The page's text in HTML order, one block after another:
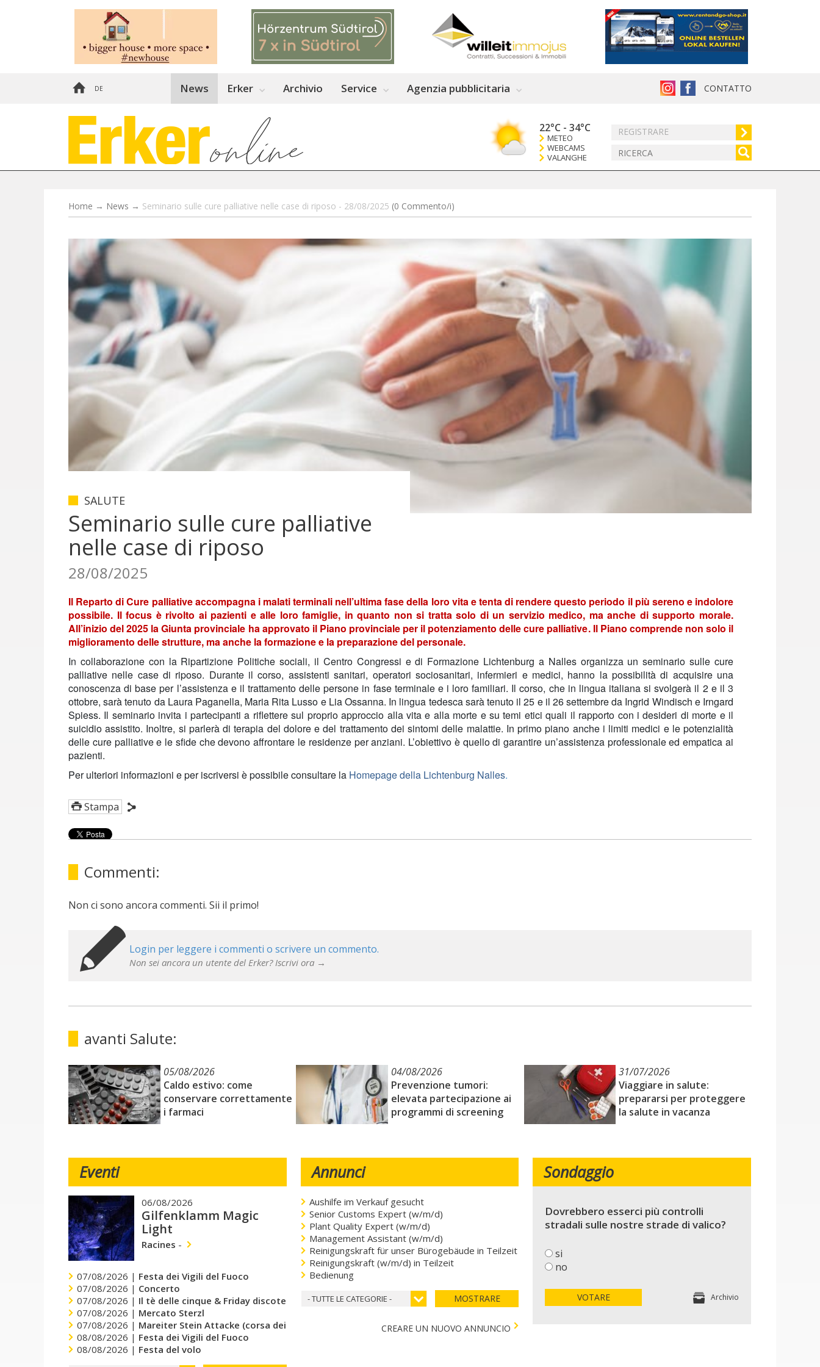
DE CONTATTO
News Erker Archivio Service Agenzia pubblicitaria
REGISTRARE
22°C - 34°C
METEO
WEBCAMS
VALANGHE
Home → News → Seminario sulle cure palliative nelle case di riposo - 28/08/2025 (0 Commento/i)
SALUTE
Seminario sulle cure palliative
nelle case di riposo
28/08/2025
Il Reparto di Cure palliative accompagna i malati terminali nell’ultima fase della loro vita e tenta di rendere questo periodo il più sereno e indolore
possibile. Il focus è rivolto ai pazienti e alle loro famiglie, in quanto non si tratta solo di un servizio medico, ma anche di supporto morale.
All’inizio del 2025 laGiunta provinciale ha approvato ilPiano provinciale per il potenziamento delle cure palliative. Il Piano comprende non solo il
miglioramento delle strutture, ma anche laformazionee la preparazione del personale.
In collaborazione con la Ripartizione Politiche sociali, il Centro Congressi e di Formazione Lichtenburg a Nalles organizza un seminario sulle cure
palliative nelle case di riposo. Durante il corso, assistenti sanitari, operatori sociosanitari, infermieri e medici, hanno la possibilità di acquisire una
conoscenza di base per l’assistenza e il trattamento delle persone in fase terminale e i loro familiari. Il corso, che in lingua italiana si svolgerà il 2 e il 3
ottobre, sarà tenuto da Laura Paganella, Maria Rita Lusso e Lia Ossanna. In lingua tedesca sarà tenuto il 25 e il 26 settembre da Ingrid Windisch e Irngard
Spiess. Il seminario invita i partecipanti a riflettere sul proprio approccio alla vita e alla morte e su temi etici quali il rapporto con i desideri di morte e il
suicidio assistito. Inoltre, si parlerà di terapia del dolore e del trattamento dei sintomi delle malattie. In primo piano anche i limiti medici e le potenzialità
delle cure palliative e le sfide che devono affrontare le residenze per anziani. L’obiettivo è quello di garantire un’assistenza professionale ed empatica ai
pazienti.
Per ulteriori informazioni e per iscriversi è possibile consultare la Homepage della Lichtenburg Nalles.
Stampa
Commenti:
Non ci sono ancora commenti. Sii il primo!
Login per leggere i commenti o scrivere un commento.
Non sei ancora un utente del Erker? Iscrivi ora →
avanti Salute:
05/08/2026
Caldo estivo: come
conservare correttamente
i farmaci
04/08/2026
Prevenzione tumori:
elevata partecipazione ai
programmi di screening
31/07/2026
Viaggiare in salute:
prepararsi per proteggere
la salute in vacanza
Eventi
06/08/2026
Gilfenklamm Magic
Light
Racines -
07/08/2026 | Festa dei Vigili del Fuoco
07/08/2026 | Concerto
07/08/2026 | Il tè delle cinque & Friday discoteca del cuore
07/08/2026 | Mercato Sterzl
07/08/2026 | Mareiter Stein Attacke (corsa dei bambini)
08/08/2026 | Festa dei Vigili del Fuoco
08/08/2026 | Festa del volo
Annunci
Aushilfe im Verkauf gesucht
Senior Customs Expert (w/m/d)
Plant Quality Expert (w/m/d)
Management Assistant (w/m/d)
Reinigungskraft für unser Bürogebäude in Teilzeit
Reinigungskraft (w/m/d) in Teilzeit
Bedienung
- TUTTE LE CATEGORIE - MOSTRARE
CREARE UN NUOVO ANNUNCIO
Sondaggio
Dovrebbero esserci più controlli
stradali sulle nostre strade di valico?
si
no
VOTARE Archivio